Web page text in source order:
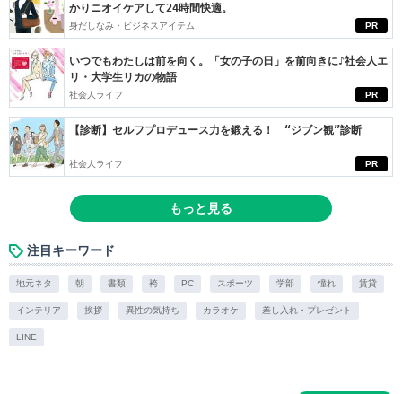
PR
かりニオイケアして24時間快適。
身だしなみ・ビジネスアイテム
PR
いつでもわたしは前を向く。「女の子の日」を前向きに♪社会人エ
リ・大学生リカの物語
社会人ライフ
PR
【診断】セルフプロデュース力を鍛える！ “ジブン観”診断
社会人ライフ
もっと見る
注目キーワード
地元ネタ 朝 書類 袴 PC スポーツ 学部 憧れ 賃貸
インテリア 挨拶 異性の気持ち カラオケ 差し入れ・プレゼント
LINE